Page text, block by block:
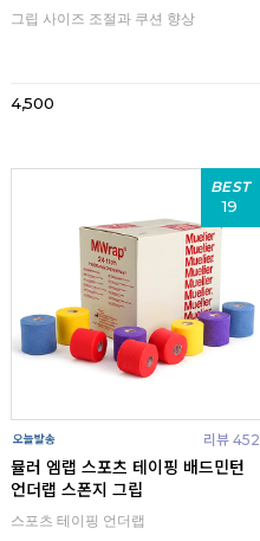
그립 사이즈 조절과 쿠션 향상
4,500
BEST
19
리뷰 452
뮬러 엠랩 스포츠 테이핑 배드민턴
언더랩 스폰지 그립
스포츠 테이핑 언더랩